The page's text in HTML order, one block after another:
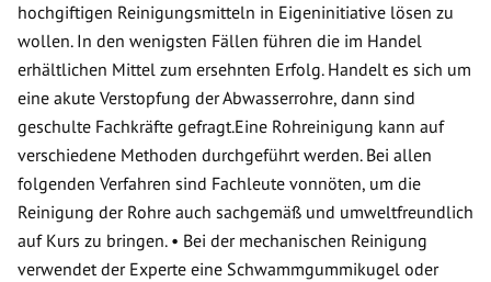
hochgiftigen Reinigungsmitteln in Eigeninitiative lösen zu
wollen. In den wenigsten Fällen führen die im Handel
erhältlichen Mittel zum ersehnten Erfolg. Handelt es sich um
eine akute Verstopfung der Abwasserrohre, dann sind
geschulte Fachkräfte gefragt.Eine Rohreinigung kann auf
verschiedene Methoden durchgeführt werden. Bei allen
folgenden Verfahren sind Fachleute vonnöten, um die
Reinigung der Rohre auch sachgemäß und umweltfreundlich
auf Kurs zu bringen. • Bei der mechanischen Reinigung
verwendet der Experte eine Schwammgummikugel oder